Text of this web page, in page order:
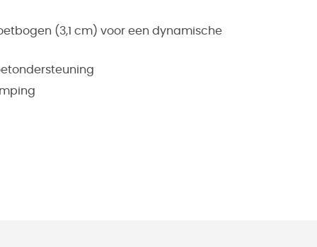
(3,1 cm) voor een dynamische